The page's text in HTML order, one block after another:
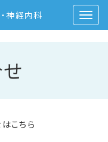
神経内科
こちら